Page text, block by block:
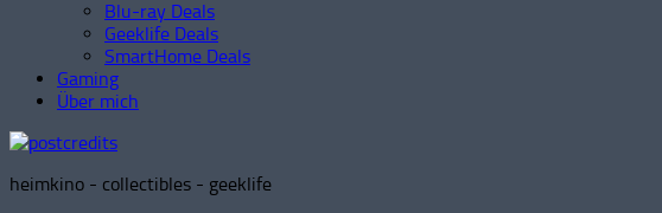
Blu-ray Deals
Geeklife Deals
SmartHome Deals
Gaming
Über mich
heimkino - collectibles - geeklife